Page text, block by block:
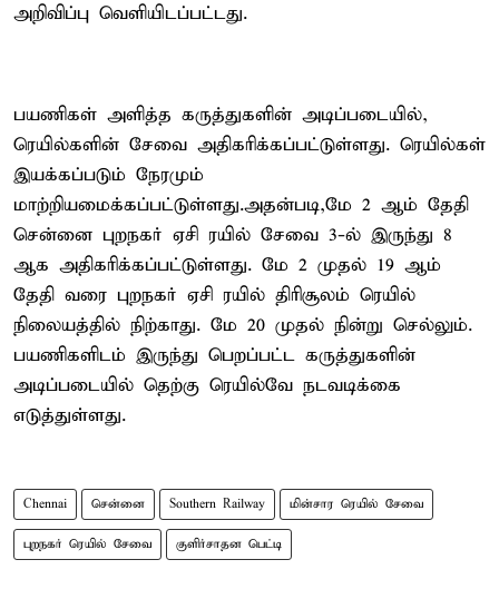
அறிவிப்பு வெளியிடப்பட்டது.
பயணிகள் அளித்த கருத்துகளின் அடிப்படையில்,
ரெயில்களின் சேவை அதிகரிக்கப்பட்டுள்ளது. ரெயில்கள்
இயக்கப்படும் நேரமும்
மாற்றியமைக்கப்பட்டுள்ளது.அதன்படி,மே 2 ஆம் தேதி
சென்னை புறநகர் ஏசி ரயில் சேவை 3-ல் இருந்து 8
ஆக அதிகரிக்கப்பட்டுள்ளது. மே 2 முதல் 19 ஆம்
தேதி வரை புறநகர் ஏசி ரயில் திரிசூலம் ரெயில்
நிலையத்தில் நிற்காது. மே 20 முதல் நின்று செல்லும்.
பயணிகளிடம் இருந்து பெறப்பட்ட கருத்துகளின்
அடிப்படையில் தெற்கு ரெயில்வே நடவடிக்கை
எடுத்துள்ளது.
Chennai சென்னை Southern Railway மின்சார ரெயில் சேவை
புறநகர் ரெயில் சேவை குளிர்சாதன பெட்டி